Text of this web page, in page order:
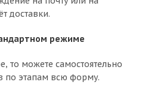
доставки.
режиме
то можете самостоятельно
по этапам всю форму.